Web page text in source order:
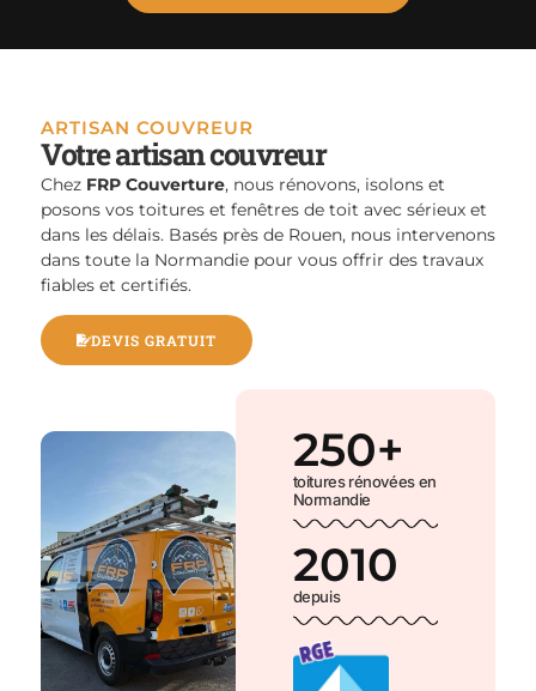
toitures rénovées en
Normandie
250+
depuis
2010
ARTISAN COUVREUR
Votre artisan couvreur
Chez FRP Couverture, nous rénovons, isolons et
posons vos toitures et fenêtres de toit avec sérieux et
dans les délais. Basés près de Rouen, nous intervenons
dans toute la Normandie pour vous offrir des travaux
fiables et certifiés.
DEVIS GRATUIT